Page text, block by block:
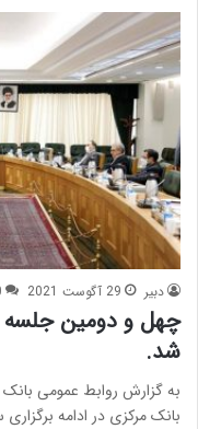
دبیر 29 آگوست 2021
چهل و دومین جلسه
شد.
به گزارش روابط عمومی
بانک مرکزی در ادامه